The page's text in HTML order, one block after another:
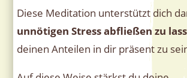
Diese Meditation unterstützt dich
unnötigen Stress abfließen zu
deinen Anteilen in dir präsent zu